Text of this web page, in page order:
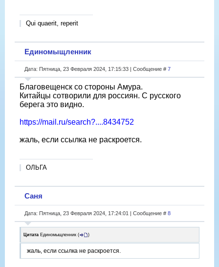
Qui quaerit, reperit
Единомыщленник
Дата: Пятница, 23 Февраля 2024, 17:15:33 | Сообщение # 7
Благовещенск со стороны Амура.
Китайцы сотворили для россиян. С русского
берега это видно.
https://mail.ru/search?....8434752
жаль, если ссылка не раскроется.
ОЛЬГА
Саня
Дата: Пятница, 23 Февраля 2024, 17:24:01 | Сообщение # 8
Цитата Единомыщленник ( )
жаль, если ссылка не раскроется.